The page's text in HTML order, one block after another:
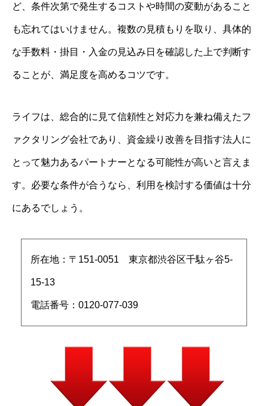
ど、条件次第で発生するコストや時間の変動があること
も忘れてはいけません。複数の見積もりを取り、具体的
な手数料・掛目・入金の見込み日を確認した上で判断す
ることが、満足度を高めるコツです。
ライフは、総合的に見て信頼性と対応力を兼ね備えたフ
ァクタリング会社であり、資金繰り改善を目指す法人に
とって魅力あるパートナーとなる可能性が高いと言えま
す。必要な条件が合うなら、利用を検討する価値は十分
にあるでしょう。
所在地：〒151-0051 東京都渋谷区千駄ヶ谷5-
15-13
電話番号：0120-077-039